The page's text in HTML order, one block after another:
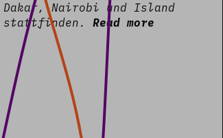
Dakar, Nairobi und Island
stattfinden. Read more